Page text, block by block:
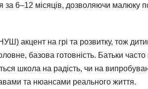
за 6–12 місяців, дозволяючи малюку
акцент на грі та розвитку, тож
базова готовність. Батьки
школа на радість, чи на
та нюансами реального життя.